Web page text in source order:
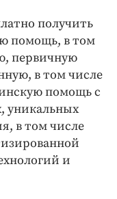
получить
помощь, в том
первичную
в том числе
помощь с
уникальных
в том числе
и